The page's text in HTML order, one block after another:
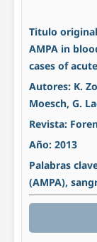
Titulo
AMPA in
cases of
Autores: K.
Moesch, G.
Revista:
Año: 2013
Palabras
(AMPA),